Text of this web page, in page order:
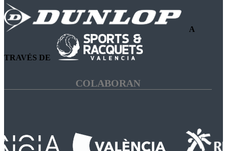
A
TRAVÉS DE
COLABORAN